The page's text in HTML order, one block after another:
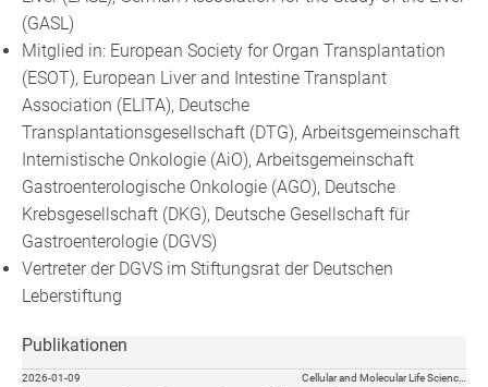
(GASL)
Mitglied in: European Society for Organ Transplantation
(ESOT), European Liver and Intestine Transplant
Association (ELITA), Deutsche
Transplantationsgesellschaft (DTG), Arbeitsgemeinschaft
Internistische Onkologie (AiO), Arbeitsgemeinschaft
Gastroenterologische Onkologie (AGO), Deutsche
Krebsgesellschaft (DKG), Deutsche Gesellschaft für
Gastroenterologie (DGVS)
Vertreter der DGVS im Stiftungsrat der Deutschen
Leberstiftung
Publikationen
2026-01-09 Cellular and Molecular Life Scienc…